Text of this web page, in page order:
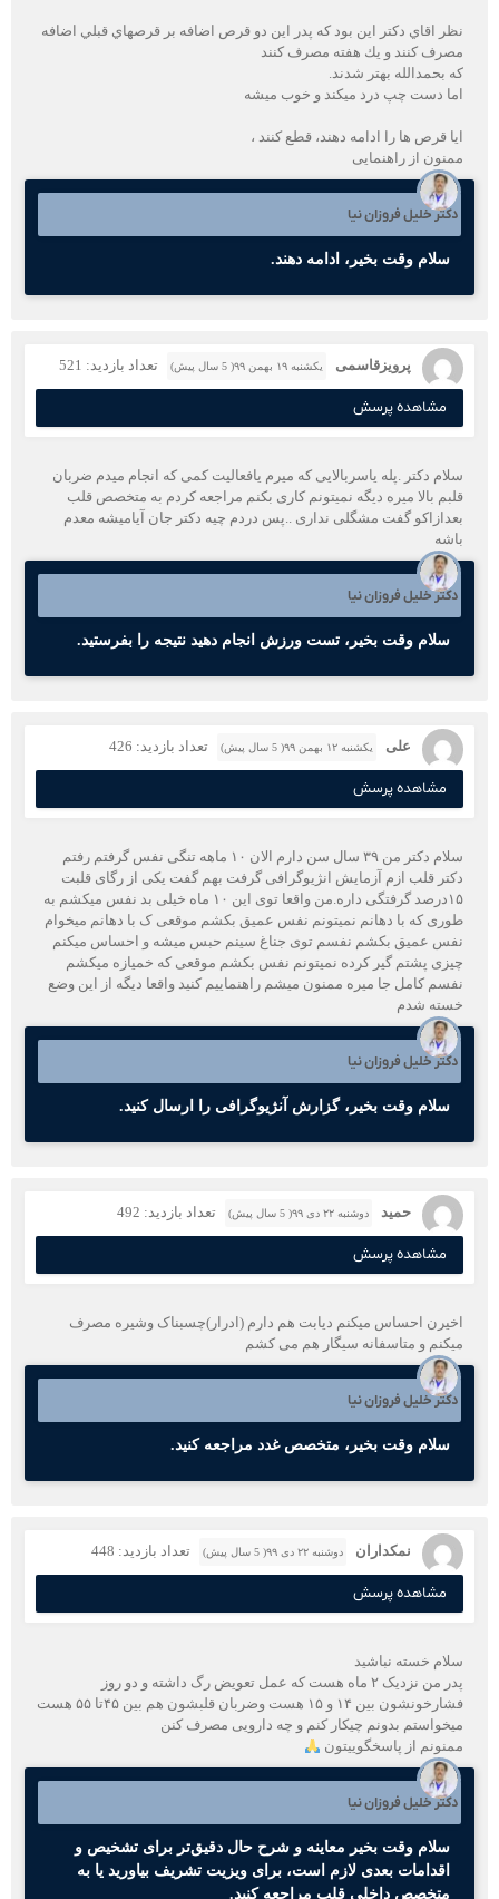
نظر اقاي دكتر اين بود كه پدر اين دو قرص اضافه بر قرصهاي قبلي اضافه
مصرف كنند و يك هفته مصرف كنند
كه بحمدالله بهتر شدند.
اما دست چپ درد میکند و خوب میشه
ایا قرص ها را ادامه دهند، قطع کنند ،
ممنون از راهنمایی
دکتر خلیل فروزان نیا
سلام وقت بخیر، ادامه دهند.
پرویزقاسمی یکشنبه ۱۹ بهمن ۹۹( 5 سال پیش) تعداد بازدید: 521
مشاهده پرسش
سلام دکتر .پله یاسربالایی که میرم یافعالیت کمی که انجام میدم ضربان
قلبم بالا میره دیگه نمیتونم کاری بکنم مراجعه کردم به متخصص قلب
بعدازاکو گفت مشگلی نداری ..پس دردم چیه دکتر جان آیامیشه معدم
باشه
دکتر خلیل فروزان نیا
سلام وقت بخیر، تست ورزش انجام دهید نتیجه را بفرستید.
علی یکشنبه ۱۲ بهمن ۹۹( 5 سال پیش) تعداد بازدید: 426
مشاهده پرسش
سلام دکتر من ۳۹ سال سن دارم الان ۱۰ ماهه تنگی نفس گرفتم رفتم
دکتر قلب ازم آزمایش انژیوگرافی گرفت بهم گفت یکی از رگای قلبت
۱۵درصد گرفتگی داره.من واقعا توی این ۱۰ ماه خیلی بد نفس میکشم به
طوری که با دهانم نمیتونم نفس عمیق بکشم موقعی ک با دهانم میخوام
نفس عمیق بکشم نفسم توی جناغ سینم حبس میشه و احساس میکنم
چیزی پشتم گیر کرده نمیتونم نفس بکشم موقعی که خمیازه میکشم
نفسم کامل جا میره ممنون میشم راهنماییم کنید واقعا دیگه از این وضع
خسته شدم
دکتر خلیل فروزان نیا
سلام وقت بخیر، گزارش آنژیوگرافی را ارسال کنید.
حمید دوشنبه ۲۲ دی ۹۹( 5 سال پیش) تعداد بازدید: 492
مشاهده پرسش
اخیرن احساس میکنم دیابت هم دارم (ادرار)چسبناک وشیره مصرف
میکنم و متاسفانه سیگار هم می کشم
دکتر خلیل فروزان نیا
سلام وقت بخیر، متخصص غدد مراجعه کنید.
نمکداران دوشنبه ۲۲ دی ۹۹( 5 سال پیش) تعداد بازدید: 448
مشاهده پرسش
سلام خسته نباشید
پدر من نزدیک ۲ ماه هست که عمل تعویض رگ داشته و دو روز
فشارخونشون بین ۱۴ و ۱۵ هست وضربان قلبشون هم بین ۴۵تا ۵۵ هست
میخواستم بدونم چیکار کنم و چه دارویی مصرف کنن
ممنونم از پاسخگوییتون
دکتر خلیل فروزان نیا
سلام وقت بخیر معاینه و شرح حال دقیق‌تر برای تشخیص و
اقدامات بعدی لازم است، برای ویزیت تشریف بیاورید یا به
متخصص داخلی قلب مراجعه کنید.